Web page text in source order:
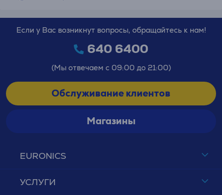
EURONICS
УСЛУГИ
Если у Вас возникнут вопросы, обращайтесь к нам!
640 6400
(Мы отвечаем с 09:00 до 21:00)
Обслуживание клиентов
Магазины